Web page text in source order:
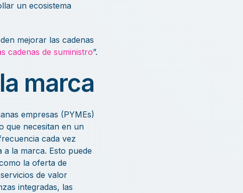
un ecosistema
mejorar las cadenas
cadenas de suministro”.
marca
empresas (PYMEs)
que necesitan en un
cada vez
la marca. Esto puede
la oferta de
de valor
integradas, las